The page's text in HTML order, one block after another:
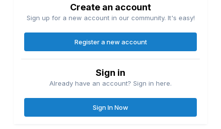
Create an account
Sign up for a new account in our community. It's easy!
Register a new account
Sign in
Already have an account? Sign in here.
Sign In Now